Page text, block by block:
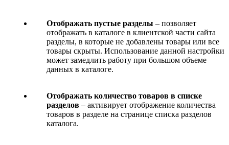
Отображать пустые разделы – позволяет
отображать в каталоге в клиентской части сайта
разделы, в которые не добавлены товары или все
товары скрыты. Использование данной настройки
может замедлить работу при большом объеме
данных в каталоге.
Отображать количество товаров в списке
разделов – активирует отображение количества
товаров в разделе на странице списка разделов
каталога.